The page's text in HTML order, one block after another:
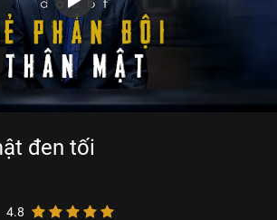
đen tối
4.8